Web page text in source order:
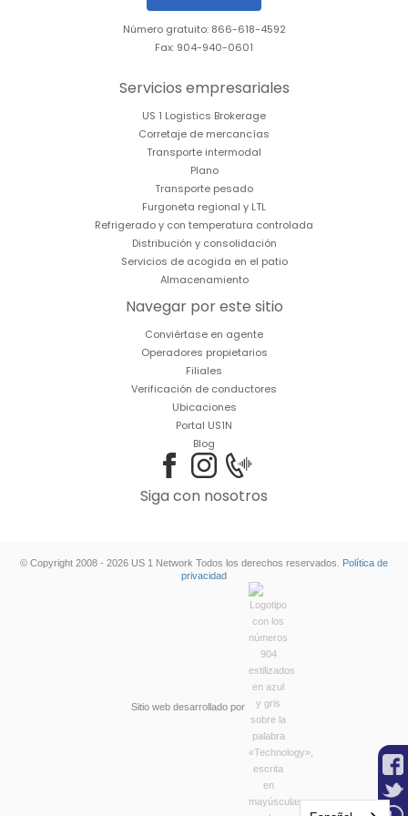
Número gratuito: 866-618-4592
Fax: 904-940-0601
Servicios empresariales
US 1 Logistics Brokerage
Corretaje de mercancías
Transporte intermodal
Plano
Transporte pesado
Furgoneta regional y LTL
Refrigerado y con temperatura controlada
Distribución y consolidación
Servicios de acogida en el patio
Almacenamiento
Navegar por este sitio
Conviértase en agente
Operadores propietarios
Filiales
Verificación de conductores
Ubicaciones
Portal US1N
Blog
Siga con nosotros
© Copyright 2008 - 2026 US 1 Network Todos los derechos reservados.
Política de
privacidad
Sitio web desarrollado por